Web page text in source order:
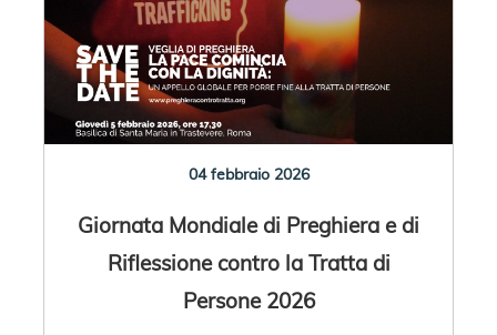
04 febbraio 2026
Giornata Mondiale di Preghiera e di
Riflessione contro la Tratta di
Persone 2026